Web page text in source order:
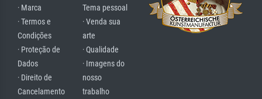
· Marca
· Termos e
Condições
· Proteção de
Dados
· Direito de
Cancelamento
Tema pessoal
· Venda sua
arte
· Qualidade
· Imagens do
nosso
trabalho